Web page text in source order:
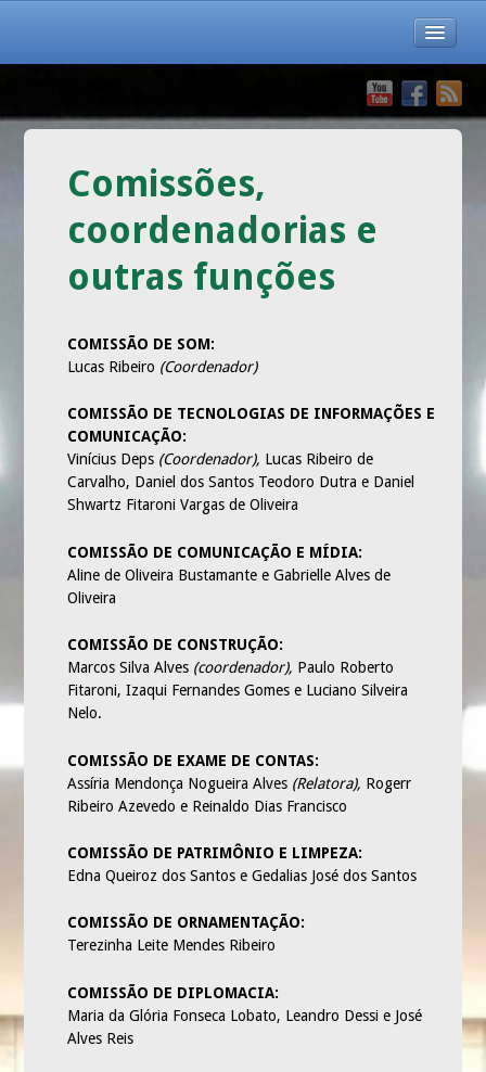
QUEM SOMOS
HISTÓRIA
PASTOR
JUNTA DIACONAL
LOCALIZAÇÃO
PASTORAIS
ARTIGOS
ÁUDIOS
CULTO INFANTIL
ESCOLA DOMINICAL
A IGREJA
ESCOLA DOMINICAL
NOTÍCIAS
FOTOS
SOCIEDADES
UCP – UNIÃO DE CRIANÇAS PRESBITERIANAS
UPA – UNIÃO PRESBITERIANA DE ADOLESCENTES
Comissões,
coordenadorias e
outras funções
COMISSÃO DE SOM:
Lucas Ribeiro (Coordenador)
COMISSÃO DE TECNOLOGIAS DE INFORMAÇÕES E
COMUNICAÇÃO:
Vinícius Deps (Coordenador), Lucas Ribeiro de
Carvalho, Daniel dos Santos Teodoro Dutra e Daniel
Shwartz Fitaroni Vargas de Oliveira
COMISSÃO DE COMUNICAÇÃO E MÍDIA:
Aline de Oliveira Bustamante e Gabrielle Alves de
Oliveira
COMISSÃO DE CONSTRUÇÃO:
Marcos Silva Alves (coordenador), Paulo Roberto
Fitaroni, Izaqui Fernandes Gomes e Luciano Silveira
Nelo.
COMISSÃO DE EXAME DE CONTAS:
Assíria Mendonça Nogueira Alves (Relatora), Rogerr
Ribeiro Azevedo e Reinaldo Dias Francisco
COMISSÃO DE PATRIMÔNIO E LIMPEZA:
Edna Queiroz dos Santos e Gedalias José dos Santos
COMISSÃO DE ORNAMENTAÇÃO:
Terezinha Leite Mendes Ribeiro
COMISSÃO DE DIPLOMACIA:
Maria da Glória Fonseca Lobato, Leandro Dessi e José
Alves Reis